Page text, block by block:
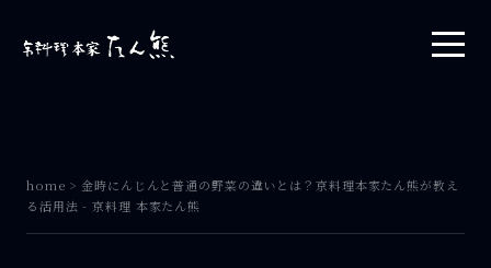
home > 金時にんじんと普通の野菜の違いとは？京料理本家たん熊が教え
る活用法 - 京料理 本家たん熊